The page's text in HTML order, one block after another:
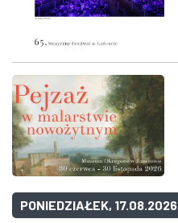
PONIEDZIAŁEK, 17.08.2026